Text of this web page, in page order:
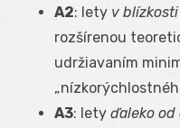
A2: lety v blízkosti
rozšírenou
udržiavaním
A3: lety ďaleko